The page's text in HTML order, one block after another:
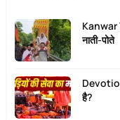
Kanwar
नाती-पोते
है?